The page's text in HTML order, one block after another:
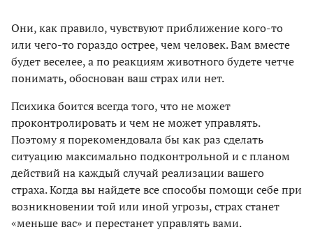
Они, как правило, чувствуют приближение кого-то
или чего-то гораздо острее, чем человек. Вам вместе
будет веселее, а по реакциям животного будете четче
понимать, обоснован ваш страх или нет.
Психика боится всегда того, что не может
проконтролировать и чем не может управлять.
Поэтому я порекомендовала бы как раз сделать
ситуацию максимально подконтрольной и с планом
действий на каждый случай реализации вашего
страха. Когда вы найдете все способы помощи себе при
возникновении той или иной угрозы, страх станет
«меньше вас» и перестанет управлять вами.